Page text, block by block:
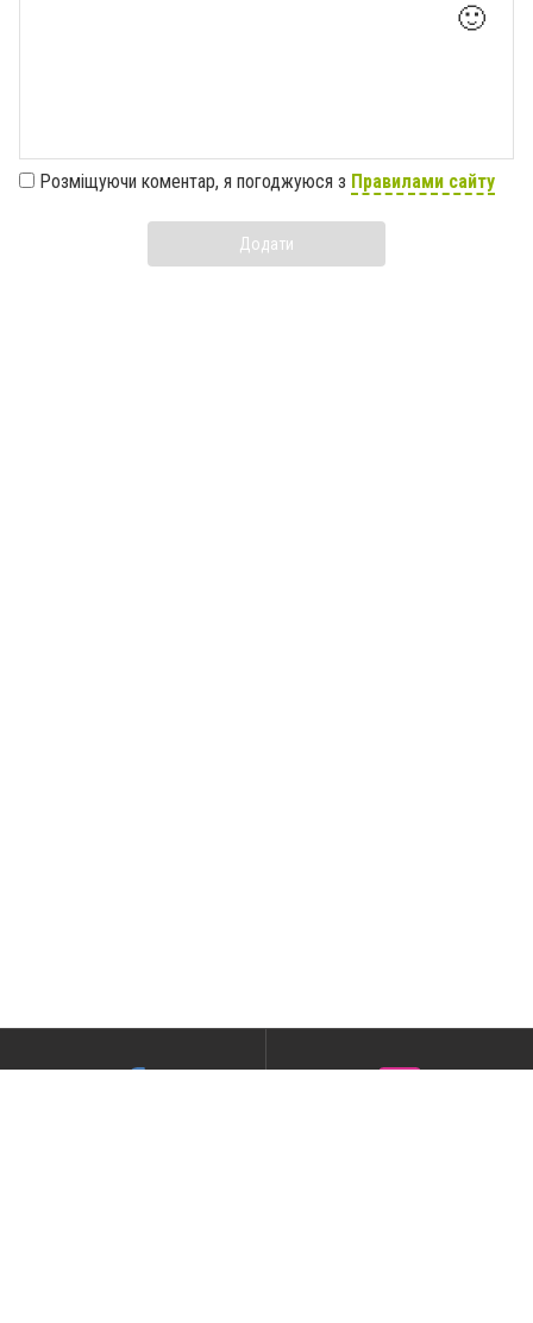
🙂
Розміщуючи коментар, я погоджуюся з Правилами сайту
Додати